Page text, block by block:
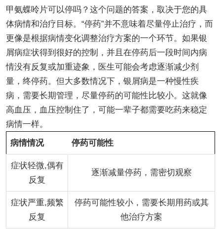
甲氨蝶呤片可以停吗？这个问题的答案，取决于您的具
体病情和治疗目标。“停药”并不意味着尽量停止治疗，而
更像是根据病情变化调整治疗方案的一个环节。如果银
屑病症状得到很好的控制，并且在停药后一段时间内病
情没有反复或加重迹象，医生可能会考虑逐渐减少剂
量，终停药。但大多数情况下，银屑病是一种慢性疾
病，需要长期管理，尽量停药的可能性比较小。这就像
高血压，血压控制住了，可能一辈子都需要吃药来稳定
病情一样。
病情情况
停药可能性
症状轻微,偶有
反复
逐渐减量停药，需密切观察
症状严重,频繁
反复
停药可能性较小，需要长期用药或其
他治疗方案